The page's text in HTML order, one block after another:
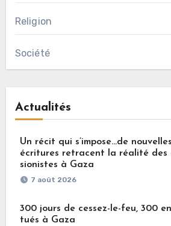
Religion
Société
Actualités
Un récit qui s’impose…de nouvelles
écritures retracent la réalité des
sionistes à Gaza
7 août 2026
300 jours de cessez-le-feu, 300
tués à Gaza